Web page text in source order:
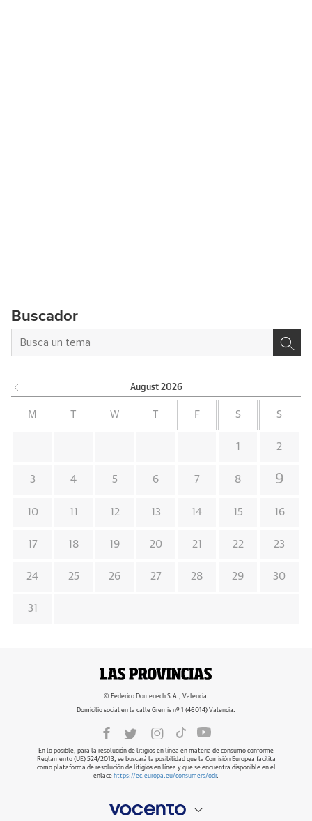
Buscador
August 2026
M W F S S
1 2
3 4 5 6 7 8 9
10 11 12 13 14 15 16
17 18 19 20 21 22 23
24 25 26 27 28 29 30
31
© Federico Domenech S.A., Valencia.
Domicilio social en la calle Gremis nº 1 (46014) Valencia.
En lo posible, para la resolución de litigios en línea en materia de consumo conforme
Reglamento (UE) 524/2013, se buscará la posibilidad que la Comisión Europea facilita
como plataforma de resolución de litigios en línea y que se encuentra disponible en el
enlace https://ec.europa.eu/consumers/odr.